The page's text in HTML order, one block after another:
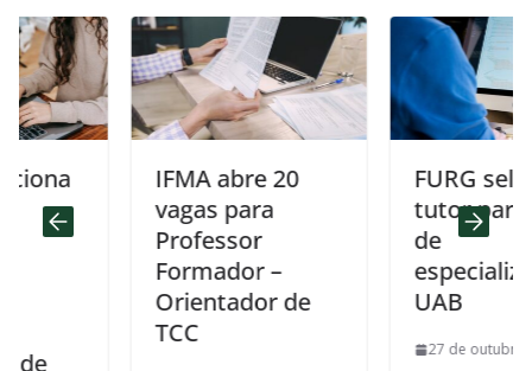
IFMA abre 20
vagas para
Professor
Formador –
Orientador de
FURG
tutor para
especialização
27 de outubro de 2025